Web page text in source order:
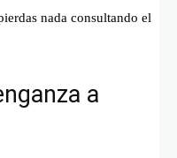
nada consultando el
a